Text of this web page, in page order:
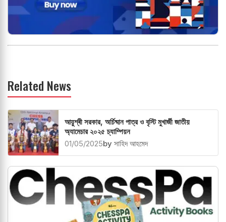
Related News
আয়ুশ্ৰী সরকার, অর্চিষ্মান পাত্র ও বৃস্টি মুখার্জী জাতীয়
অ্যামেচার ২০২৫ চ্যাম্পিয়ন
01/05/2025by সাহিদ আহমেদ